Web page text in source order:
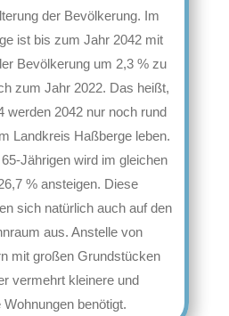
der Bevölkerung. Im
ist bis zum Jahr 2042 mit
Bevölkerung um 2,3 % zu
zum Jahr 2022. Das heißt,
werden 2042 nur noch rund
Landkreis Haßberge leben.
Jährigen wird im gleichen
% ansteigen. Diese
sich natürlich auch auf den
aus. Anstelle von
mit großen Grundstücken
vermehrt kleinere und
Wohnungen benötigt.